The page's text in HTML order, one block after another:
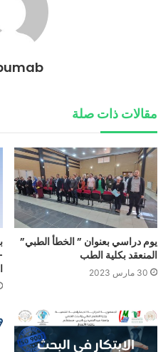
مقالات ذات صلة
يوم دراسي بعنوان ” الخطأ الطبي”
المنعقد بكلية الطب
30 مارس 2023